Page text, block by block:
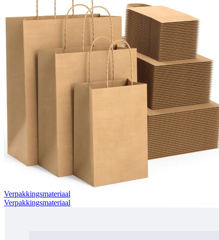
Verpakkingsmateriaal
Verpakkingsmateriaal